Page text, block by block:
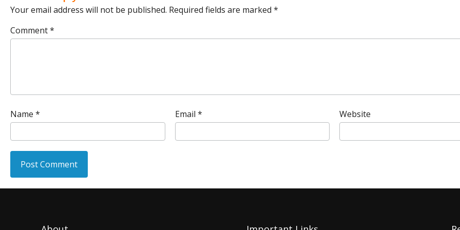
Your email address will not be published. Required fields are marked *
Comment*
Name * Email * Website